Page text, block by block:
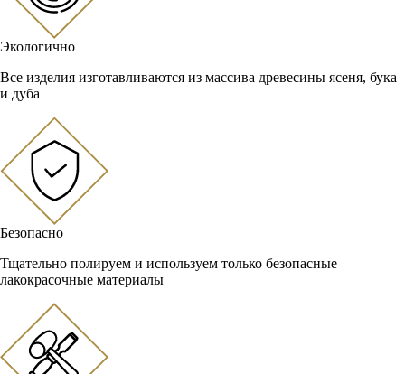
Экологично
Все изделия изготавливаются из массива древесины ясеня, бука
и дуба
Безопасно
Тщательно полируем и используем только безопасные
лакокрасочные материалы